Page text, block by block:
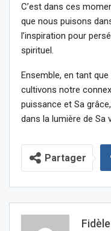
C’est dans ces
que nous puisons
l’inspiration pour
spirituel.
Ensemble, en tant
cultivons notre
puissance et Sa
dans la lumière de Sa
Partager